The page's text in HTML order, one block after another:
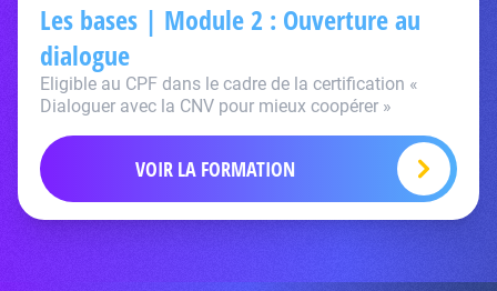
Les bases | Module 2 : Ouverture au
dialogue
Eligible au CPF dans le cadre de la certification «
Dialoguer avec la CNV pour mieux coopérer »
VOIR LA FORMATION